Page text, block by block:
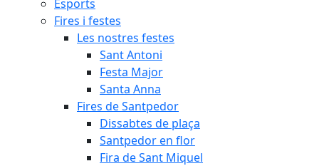
Esports
Fires i festes
Les nostres festes
Sant Antoni
Festa Major
Santa Anna
Fires de Santpedor
Dissabtes de plaça
Santpedor en flor
Fira de Sant Miquel